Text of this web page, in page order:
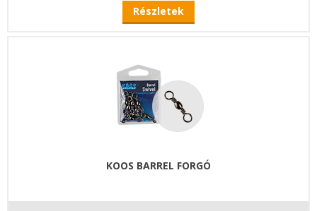
Részletek
KOOS BARREL FORGÓ